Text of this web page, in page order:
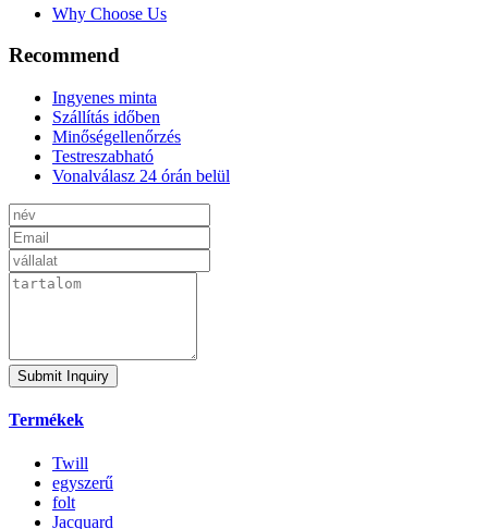
Why Choose Us
Recommend
Ingyenes minta
Szállítás időben
Minőségellenőrzés
Testreszabható
Vonalválasz 24 órán belül
Submit Inquiry
Termékek
Twill
egyszerű
folt
Jacquard